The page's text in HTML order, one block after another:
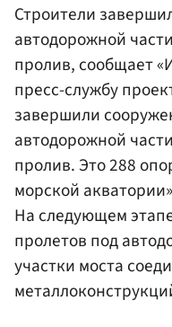
Строители
автодорожной
пролив, сообщает
пресс-службу
завершили
автодорожной
пролив. Это 288
морской
На следующем
пролетов под
участки моста